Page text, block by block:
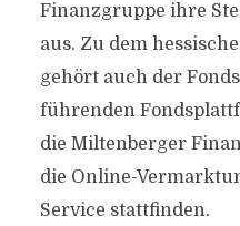
Finanzgruppe ihre
aus. Zu dem
gehört auch der
führenden
die Miltenberger
die Online-
Service stattfinden.